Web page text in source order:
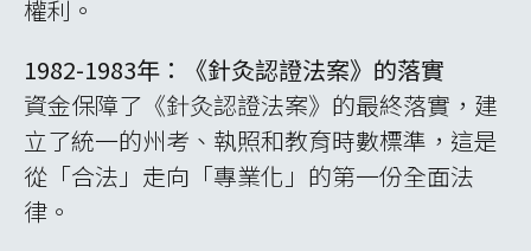
權利。
1982-1983年：《針灸認證法案》的落實
資金保障了《針灸認證法案》的最終落實，建
立了統一的州考、執照和教育時數標準，這是
從「合法」走向「專業化」的第一份全面法
律。